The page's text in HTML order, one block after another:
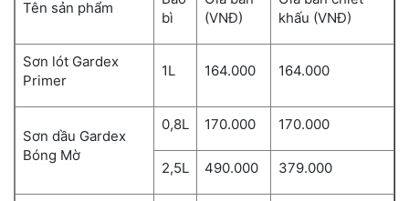
Tên sản phẩm
bì
(VNĐ)
khấu (VNĐ)
Sơn lót Gardex
Primer
1L 164.000 164.000
Sơn dầu Gardex
Bóng Mờ
0,8L 170.000 170.000
2,5L 490.000 379.000